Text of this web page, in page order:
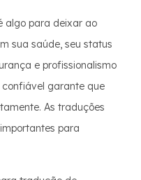
algo para deixar ao
sua saúde, seu status
e profissionalismo
confiável garante que
As traduções
para